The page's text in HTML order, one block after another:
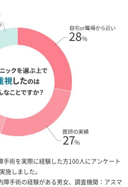
手術を実際に経験した方100人にアンケート
施しました。
手術の経験がある男女、調査機関：アスマ